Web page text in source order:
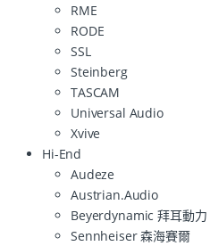
RME
RODE
SSL
Steinberg
TASCAM
Universal Audio
Xvive
Hi-End
Audeze
Austrian.Audio
Beyerdynamic 拜耳動力
Sennheiser 森海賽爾